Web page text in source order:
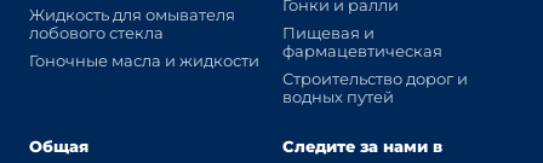
Жидкость для омывателя
лобового стекла
Гоночные масла и жидкости
Гонки и ралли
Пищевая и
фармацевтическая
Строительство дорог и
водных путей
Общая
Следите за нами в